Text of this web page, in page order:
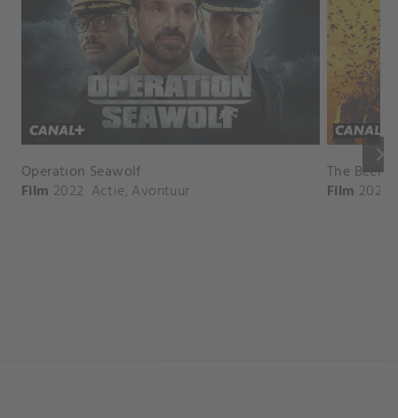
keyboard_arrow_right
Operation Seawolf
Film 2022 Actie, Avontuur
The
Film 2024